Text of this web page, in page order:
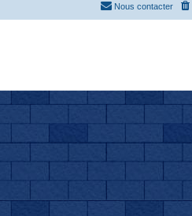
Nous contacter